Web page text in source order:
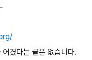
겼다는 글은 없습니다.